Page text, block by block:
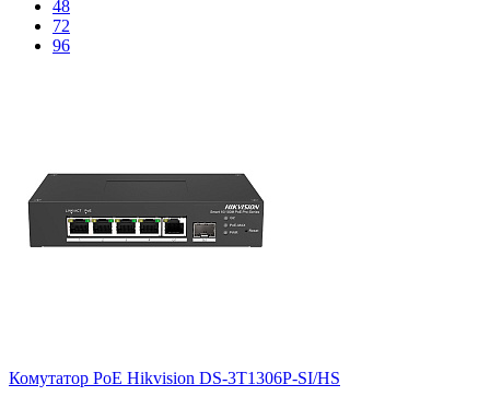
48
72
96
Комутатор PoE Hikvision DS-3T1306P-SI/HS